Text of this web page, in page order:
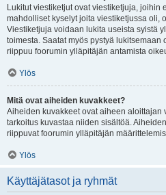
Lukitut viestiketjut ovat viestiketjuja, joihin
mahdolliset kyselyt joita viestiketjussa oli,
Viestiketjuja voidaan lukita useista syistä
toimesta. Saatat myös pystyä lukitsemaan
riippuu foorumin ylläpitäjän antamista
Ylös
Mitä ovat aiheiden kuvakkeet?
Aiheiden kuvakkeet ovat aiheen aloittajan
tarkoitus kuvastaa niiden sisältöä.
riippuvat foorumin ylläpitäjän
Ylös
Käyttäjätasot ja ryhmät